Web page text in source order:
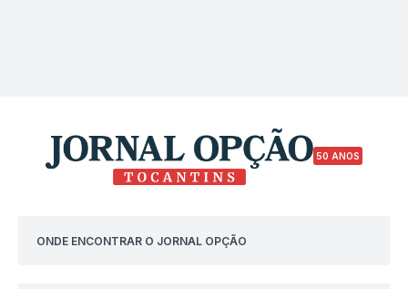
50 ANOS
ONDE ENCONTRAR O JORNAL OPÇÃO